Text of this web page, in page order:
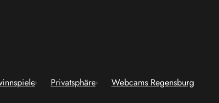
Privatsphäre Webcams Regensburg